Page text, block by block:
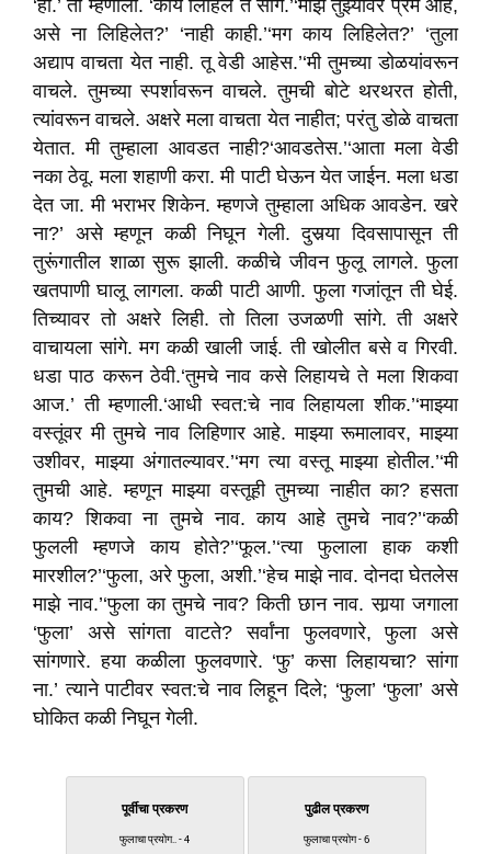
‘हो.’ ती म्हणाली. ‘काय लिहिले ते सांग.’‘माझे तुझ्यावर प्रेम आहे,
असे ना लिहिलेत?’ ‘नाही काही.’‘मग काय लिहिलेत?’ ‘तुला
अद्याप वाचता येत नाही. तू वेडी आहेस.’‘मी तुमच्या डोळयांवरून
वाचले. तुमच्या स्पर्शावरून वाचले. तुमची बोटे थरथरत होती,
त्यांवरून वाचले. अक्षरे मला वाचता येत नाहीत; परंतु डोळे वाचता
येतात. मी तुम्हाला आवडत नाही?‘आवडतेस.’‘आता मला वेडी
नका ठेवू. मला शहाणी करा. मी पाटी घेऊन येत जाईन. मला धडा
देत जा. मी भराभर शिकेन. म्हणजे तुम्हाला अधिक आवडेन. खरे
ना?’ असे म्हणून कळी निघून गेली. दुसर्‍या दिवसापासून ती
तुरूंगातील शाळा सुरू झाली. कळीचे जीवन फुलू लागले. फुला
खतपाणी घालू लागला. कळी पाटी आणी. फुला गजांतून ती घेई.
तिच्यावर तो अक्षरे लिही. तो तिला उजळणी सांगे. ती अक्षरे
वाचायला सांगे. मग कळी खाली जाई. ती खोलीत बसे व गिरवी.
धडा पाठ करून ठेवी.‘तुमचे नाव कसे लिहायचे ते मला शिकवा
आज.’ ती म्हणाली.‘आधी स्वत:चे नाव लिहायला शीक.’‘माझ्या
वस्तूंवर मी तुमचे नाव लिहिणार आहे. माझ्या रूमालावर, माझ्या
उशीवर, माझ्या अंगातल्यावर.’‘मग त्या वस्तू माझ्या होतील.’‘मी
तुमची आहे. म्हणून माझ्या वस्तूही तुमच्या नाहीत का? हसता
काय? शिकवा ना तुमचे नाव. काय आहे तुमचे नाव?’‘कळी
फुलली म्हणजे काय होते?’‘फूल.’‘त्या फुलाला हाक कशी
मारशील?’‘फुला, अरे फुला, अशी.’‘हेच माझे नाव. दोनदा घेतलेस
माझे नाव.’‘फुला का तुमचे नाव? किती छान नाव. सार्‍या जगाला
‘फुला’ असे सांगता वाटते? सर्वांना फुलवणारे, फुला असे
सांगणारे. हया कळीला फुलवणारे. ‘फु’ कसा लिहायचा? सांगा
ना.’ त्याने पाटीवर स्वत:चे नाव लिहून दिले; ‘फुला’ ‘फुला’ असे
घोकित कळी निघून गेली.
पूर्वीचा प्रकरण
फुलाचा प्रयोग.. - 4
पुढील प्रकरण
फुलाचा प्रयोग - 6